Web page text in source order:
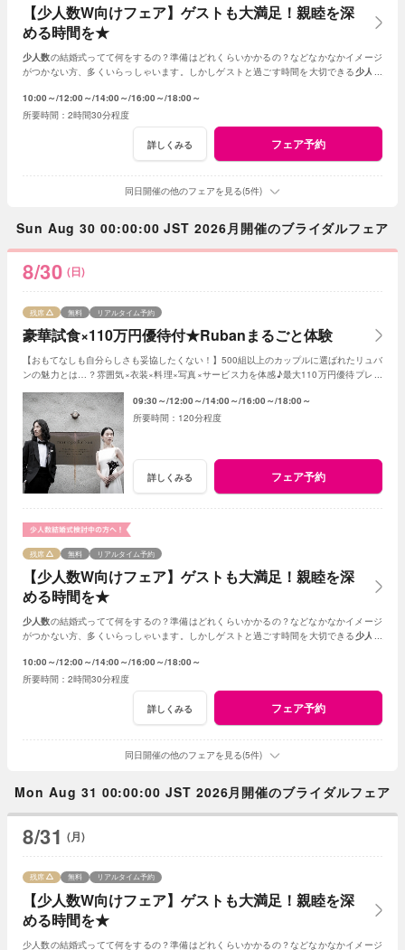
【少人数W向けフェア】ゲストも大満足！親睦を深
める時間を★
少人数の結婚式ってて何をするの？準備はどれくらいかかるの？などなかなかイメージ
がつかない方、多くいらっしゃいます。しかしゲストと過ごす時間を大切できる少人数
10:00～ 12:00～ 14:00～ 16:00～ 18:00～
2時間30分程度
詳しくみる フェア予約
同日開催の他のフェアを見る(5件)
Sun Aug 30 00:00:00 JST 2026月開催のブライダルフェア
8/30 (日)
豪華試食×110万円優待付★Rubanまるごと体験
残席 無料 リアルタイム予約
【おもてなしも自分らしさも妥協したくない！】500組以上のカップルに選ばれたリュバ
ンの魅力とは…？雰囲気×衣装×料理×写真×サービス力を体感♪最大110万円優待プレゼ
09:30～ 12:00～ 14:00～ 16:00～ 18:00～
120分程度
詳しくみる フェア予約
【少人数W向けフェア】ゲストも大満足！親睦を深
める時間を★
残席 無料 リアルタイム予約
少人数の結婚式ってて何をするの？準備はどれくらいかかるの？などなかなかイメージ
がつかない方、多くいらっしゃいます。しかしゲストと過ごす時間を大切できる少人数
10:00～ 12:00～ 14:00～ 16:00～ 18:00～
2時間30分程度
詳しくみる フェア予約
同日開催の他のフェアを見る(5件)
Mon Aug 31 00:00:00 JST 2026月開催のブライダルフェア
8/31 (月)
【少人数W向けフェア】ゲストも大満足！親睦を深
める時間を★
残席 無料 リアルタイム予約
少人数の結婚式ってて何をするの？準備はどれくらいかかるの？などなかなかイメージ